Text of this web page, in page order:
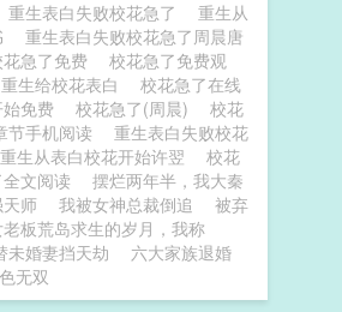
重生表白失败校花急了
重生从
重生表白失败校花急了周晨唐
急了免费
校花急了免费观
重生给校花表白
校花急了在线
免费 校花急了(周晨)
校花
节手机阅读
重生表白失败校花
重生从表白校花开始许翌
校花
文阅读
摆烂两年半，我大秦
师 我被女神总裁倒追
被弃
板荒岛求生的岁月，我称
未婚妻挡天劫
六大家族退婚
无双